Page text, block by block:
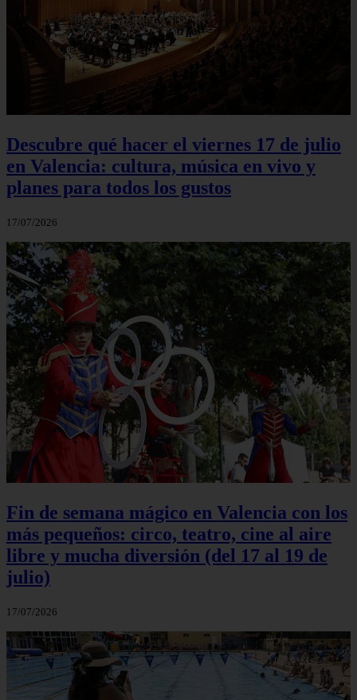
Descubre qué hacer el viernes 17 de julio
en Valencia: cultura, música en vivo y
planes para todos los gustos
17/07/2026
Fin de semana mágico en Valencia con los
más pequeños: circo, teatro, cine al aire
libre y mucha diversión (del 17 al 19 de
julio)
17/07/2026